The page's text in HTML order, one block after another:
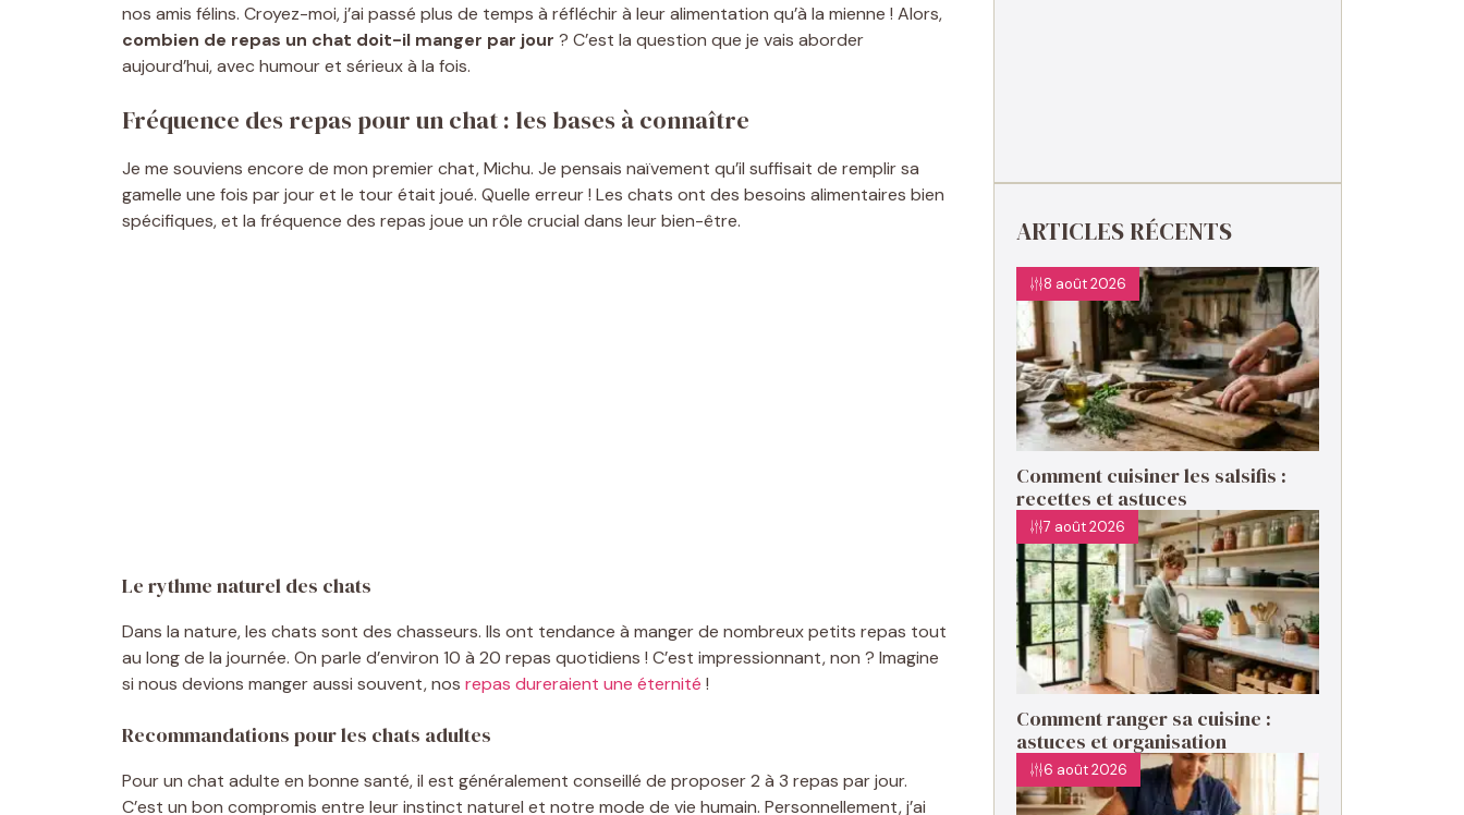
nos amis félins. Croyez-moi, j’ai passé plus de temps à réfléchir à leur alimentation qu’à la mienne ! Alors,
combien de repas un chat doit-il manger par jour ? C’est la question que je vais aborder
aujourd’hui, avec humour et sérieux à la fois.
Fréquence des repas pour un chat : les bases à connaître
Je me souviens encore de mon premier chat, Michu. Je pensais naïvement qu’il suffisait de remplir sa
gamelle une fois par jour et le tour était joué. Quelle erreur ! Les chats ont des besoins alimentaires bien
spécifiques, et la fréquence des repas joue un rôle crucial dans leur bien-être.
Le rythme naturel des chats
Dans la nature, les chats sont des chasseurs. Ils ont tendance à manger de nombreux petits repas tout
au long de la journée. On parle d’environ 10 à 20 repas quotidiens ! C’est impressionnant, non ? Imagine
si nous devions manger aussi souvent, nos repas dureraient une éternité !
Recommandations pour les chats adultes
Pour un chat adulte en bonne santé, il est généralement conseillé de proposer 2 à 3 repas par jour.
C’est un bon compromis entre leur instinct naturel et notre mode de vie humain. Personnellement, j’ai
ARTICLES RÉCENTS
8 août 2026
Comment cuisiner les salsifis :
recettes et astuces
7 août 2026
Comment ranger sa cuisine :
astuces et organisation
6 août 2026